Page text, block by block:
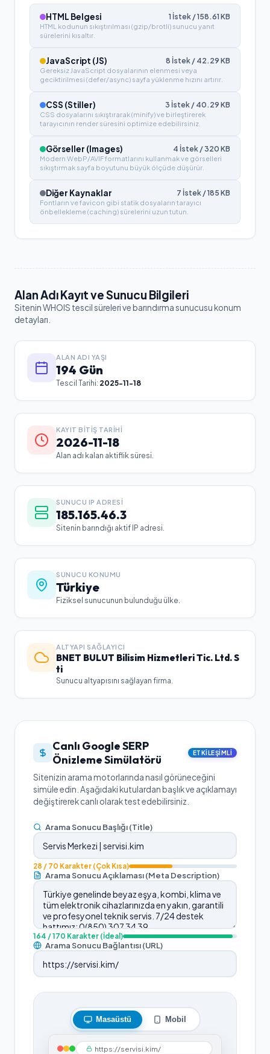
HTML Belgesi 1 İstek /158.61 KB
HTML kodunun sıkıştırılması (gzip/brotli) sunucu yanıt
sürelerini kısaltır.
JavaScript (JS) 8 İstek / 42.29 KB
Gereksiz JavaScript dosyalarının elenmesi veya
geciktirilmesi (defer/async) sayfa yüklenme hızını artırır.
CSS (Stiller) 3 İstek / 40.29 KB
CSS dosyalarını sıkıştırarak (minify) ve birleştirerek
tarayıcının render süresini optimize edebilirsiniz.
Görseller (Images) 4 İstek /320 KB
Modern WebP/AVIF formatlarını kullanmak ve görselleri
sıkıştırmak sayfa boyutunu büyük ölçüde düşürür.
Diğer Kaynaklar 7 İstek /185 KB
Fontların ve favicon gibi statik dosyaların tarayıcı
önbellekleme (caching) sürelerini uzun tutun.
Alan Adı Kayıt ve Sunucu Bilgileri
Sitenin WHOIS tescil süreleri ve barındırma sunucusu konum
detayları.
ALAN ADI YAŞI
194 Gün
Tescil Tarihi: 2025-11-18
KAYIT BITIŞ TARIHI
2026-11-18
Alan adı kalan aktiflik süresi.
SUNUCU IP ADRESI
185.165.46.3
Sitenin barındığı aktif IP adresi.
SUNUCU KONUMU
Türkiye
Fiziksel sunucunun bulunduğu ülke.
ALTYAPI SAĞLAYICI
BNET BULUT Bilisim Hizmetleri Tic. Ltd. S
ti
Sunucu altyapısını sağlayan firma.
Canlı Google SERP
Önizleme Simülatörü
ETKILEŞIMLI
Sitenizin arama motorlarında nasıl görüneceğini
simüle edin. Aşağıdaki kutulardan başlık ve açıklamayı
değiştirerek canlı olarak test edebilirsiniz.
Arama Sonucu Başlığı (Title)
28 / 70 Karakter (Çok Kısa)
Arama Sonucu Açıklaması (Meta Description)
164 / 170 Karakter (İdeal)
Arama Sonucu Bağlantısı (URL)
Masaüstü Mobil
https://servisi.kim/